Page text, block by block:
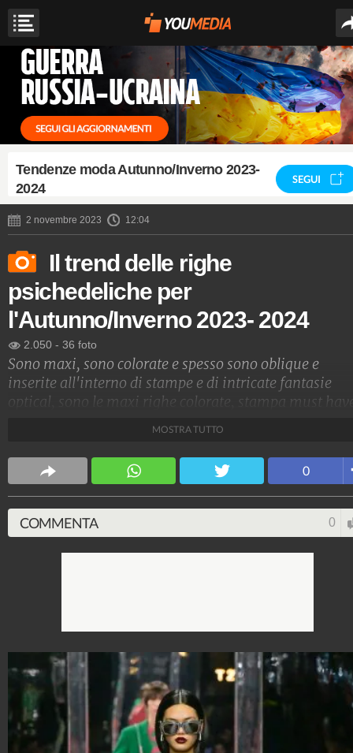
Tendenze moda Autunno/Inverno 2023-
2024
SEGUI
2 novembre 2023 12:04
Il trend delle righe
psichedeliche per
l'Autunno/Inverno 2023- 2024
2.050 - 36 foto
Sono maxi, sono colorate e spesso sono oblique e
inserite all'interno di stampe e di intricate fantasie
optical, sono le maxi righe colorate, stampa must
Stile e trend
1.515.199.005 1.957 video 138.074 foto
MOSTRA TUTTO
0
COMMENTA 0